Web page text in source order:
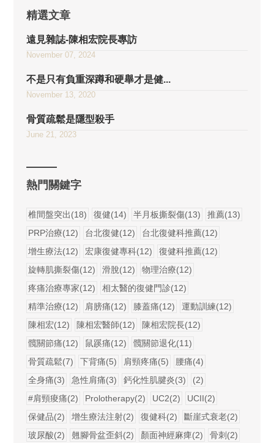
精選文章
遠見雜誌-陳相宏院長專訪
November 07, 2024
不是只有負重深蹲和硬舉才是健...
November 13, 2020
骨質疏鬆是隱型殺手
June 21, 2023
熱門關鍵字
椎間盤突出(18) 復健(14) 半月板撕裂傷(13)
推薦(13)
PRP治療(12)
台北復健(12)
台北復健科推薦(12)
增生療法(12)
宏康復健專科(12)
復健科推薦(12)
旋轉肌撕裂傷(12)
滑脫(12)
物理治療(12)
疼痛治療專家(12)
相太醫的復健門診(12)
精準治療(12)
肩膀痛(12) 膝蓋痛(12)
運動訓練(12)
陳相宏(12)
陳相宏醫師(12)
陳相宏院長(12)
髖關節痛(12)
鼠蹊痛(12)
髖關節退化(11)
骨質疏鬆(7)
下背痛(5) 肩頸疼痛(5)
腰痛(4)
全身痛(3)
急性肩痛(3) 鈣化性肌腱炎(3)
(2)
#肩頸痠痛(2)
Prolotherapy(2) UC2(2)
UCII(2)
保健品(2)
增生療法注射(2) 復健科(2)
斷崖式衰老(2)
玻尿酸(2)
翹腳骨盆歪斜(2) 顏面神經麻痺(2)
骨刺(2)